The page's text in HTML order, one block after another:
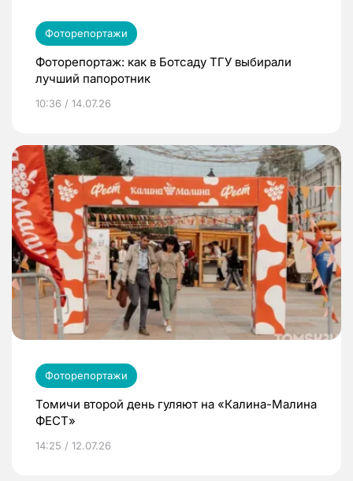
Фоторепортажи
Фоторепортаж: как в Ботсаду ТГУ выбирали
лучший папоротник
10:36 / 14.07.26
Фоторепортажи
Томичи второй день гуляют на «Калина-Малина
ФЕСТ»
14:25 / 12.07.26